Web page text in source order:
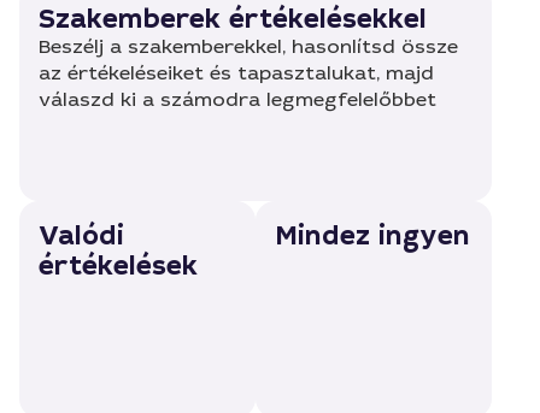
Szakemberek értékelésekkel
Beszélj a szakemberekkel, hasonlítsd össze
az értékeléseiket és tapasztalukat, majd
válaszd ki a számodra legmegfelelőbbet
Valódi
értékelések
Mindez ingyen